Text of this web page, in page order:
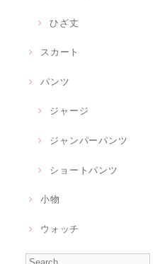
ひざ丈
スカート
パンツ
ジャージ
ジャンパーパンツ
ショートパンツ
小物
ウォッチ